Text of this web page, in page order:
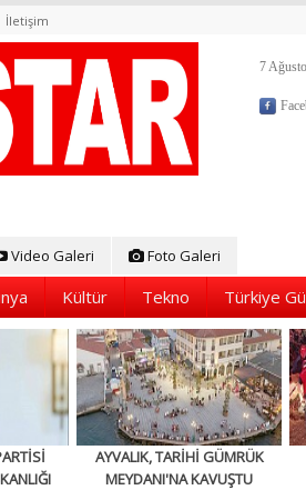
İletişim
7
Video Galeri Foto Galeri
Kültür Tekno Türkiye
AYVALIK, TARİHİ GÜMRÜK
MEYDANI'NA KAVUŞTU